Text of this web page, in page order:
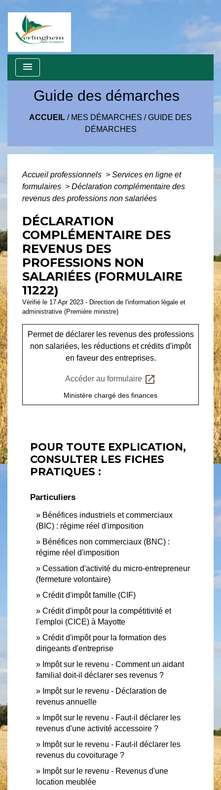
menu
Guide des démarches
ACCUEIL / MES DÉMARCHES /GUIDE DES
DÉMARCHES
Accueil professionnels > Services en ligne et
formulaires > Déclaration complémentaire des
revenus des professions non salariées
DÉCLARATION
COMPLÉMENTAIRE DES
REVENUS DES
PROFESSIONS NON
SALARIÉES (FORMULAIRE
11222)
Vérifié le 17 Apr 2023 - Direction de l'information légale et
administrative (Première ministre)
Permet de déclarer les revenus des professions
non salariées, les réductions et crédits d'impôt
en faveur des entreprises.
Accéder au formulaire open_in_new
Ministère chargé des finances
POUR TOUTE EXPLICATION,
CONSULTER LES FICHES
PRATIQUES :
Particuliers
Bénéfices industriels et commerciaux
(BIC) : régime réel d'imposition
Bénéfices non commerciaux (BNC) :
régime réel d'imposition
Cessation d'activité du micro-entrepreneur
(fermeture volontaire)
Crédit d'impôt famille (CIF)
Crédit d'impôt pour la compétitivité et
l'emploi (CICE) à Mayotte
Crédit d'impôt pour la formation des
dirigeants d'entreprise
Impôt sur le revenu - Comment un aidant
familial doit-il déclarer ses revenus ?
Impôt sur le revenu - Déclaration de
revenus annuelle
Impôt sur le revenu - Faut-il déclarer les
revenus d'une activité accessoire ?
Impôt sur le revenu - Faut-il déclarer les
revenus du covoiturage ?
Impôt sur le revenu - Revenus d'une
location meublée